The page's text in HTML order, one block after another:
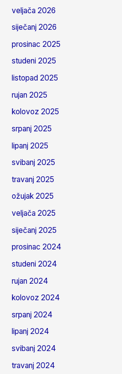
veljača 2026
siječanj 2026
prosinac 2025
studeni 2025
listopad 2025
rujan 2025
kolovoz 2025
srpanj 2025
lipanj 2025
svibanj 2025
travanj 2025
ožujak 2025
veljača 2025
siječanj 2025
prosinac 2024
studeni 2024
rujan 2024
kolovoz 2024
srpanj 2024
lipanj 2024
svibanj 2024
travanj 2024